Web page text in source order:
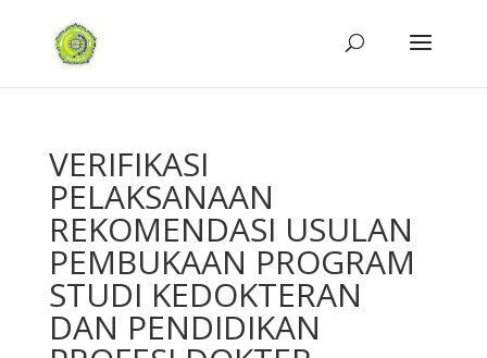
VERIFIKASI
PELAKSANAAN
REKOMENDASI USULAN
PEMBUKAAN PROGRAM
STUDI KEDOKTERAN
DAN PENDIDIKAN